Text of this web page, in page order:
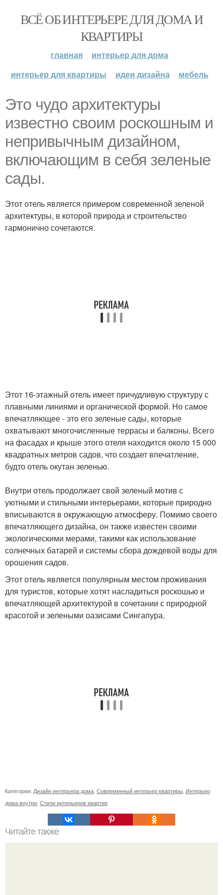
ВСЁ ОБ ИНТЕРЬЕРЕ ДЛЯ ДОМА И
КВАРТИРЫ
главная
интерьер для дома
интерьер для квартиры
идеи дизайна мебель
Это чудо архитектуры
известно своим роскошным и
непривычным дизайном,
включающим в себя зеленые
сады.
Этот отель является примером современной зеленой
архитектуры, в которой природа и строительство
гармонично сочетаются.
Этот 16-этажный отель имеет причудливую структуру с
плавными линиями и органической формой. Но самое
впечатляющее - это его зеленые сады, которые
охватывают многочисленные террасы и балконы. Всего
на фасадах и крыше этого отеля находится около 15 000
квадратных метров садов, что создает впечатление,
будто отель окутан зеленью.
Внутри отель продолжает свой зеленый мотив с
уютными и стильными интерьерами, которые природно
вписываются в окружающую атмосферу. Помимо своего
впечатляющего дизайна, он также известен своими
экологическими мерами, такими как использование
солнечных батарей и системы сбора дождевой воды для
орошения садов.
Этот отель является популярным местом проживания
для туристов, которые хотят насладиться роскошью и
впечатляющей архитектурой в сочетании с природной
красотой и зелеными оазисами Сингапура.
Категории: Дизайн интерьера дома Современный интерьер квартиры Интерьер
дома внутри Стили интерьеров квартир
Читайте также